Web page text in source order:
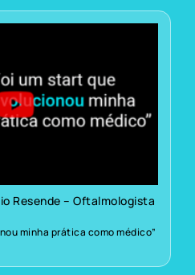
Resende – Oftalmologista
minha prática como médico”